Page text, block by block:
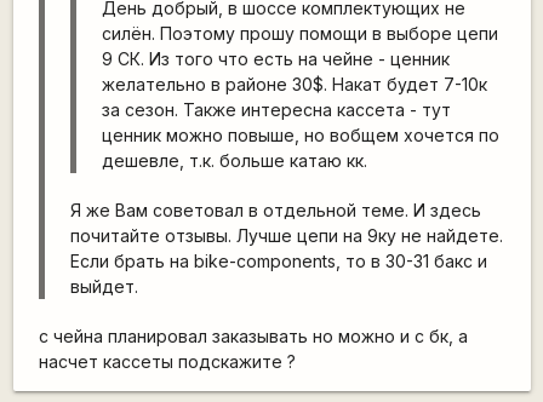
День добрый, в шоссе комплектующих не
силён. Поэтому прошу помощи в выборе цепи
9 СК. Из того что есть на чейне - ценник
желательно в районе 30$. Накат будет 7-10к
за сезон. Также интересна кассета - тут
ценник можно повыше, но вобщем хочется по
дешевле, т.к. больше катаю кк.
Я же Вам советовал в отдельной теме. И здесь
почитайте отзывы. Лучше цепи на 9ку не найдете.
Если брать на bike-components, то в 30-31 бакс и
выйдет.
с чейна планировал заказывать но можно и с бк, а
насчет кассеты подскажите ?